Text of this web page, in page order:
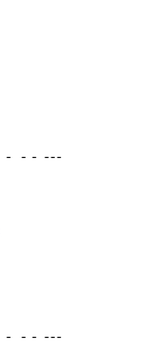
- - - ---
- - - ---